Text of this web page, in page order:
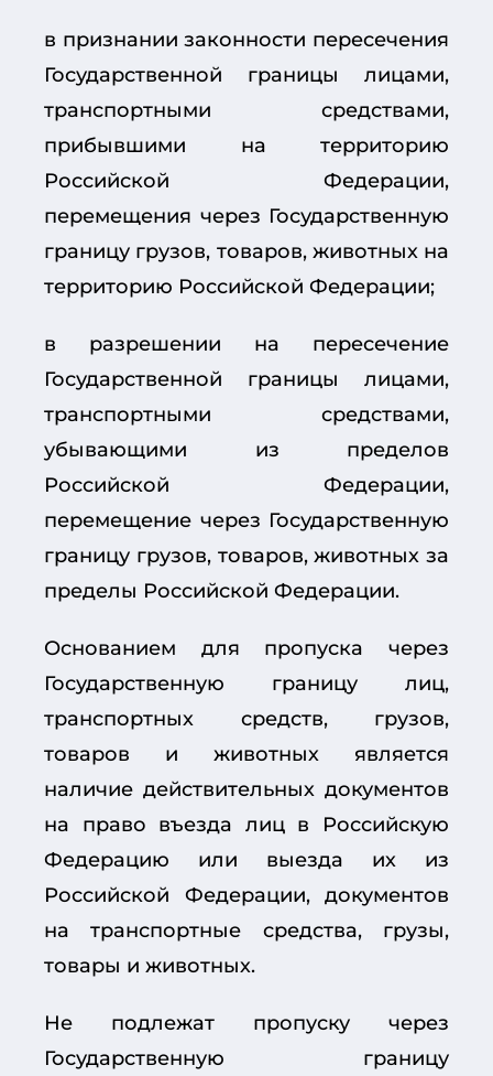
в признании законности пересечения
Государственной границы лицами,
транспортными средствами,
прибывшими на территорию
Российской Федерации,
перемещения через Государственную
границу грузов, товаров, животных на
территорию Российской Федерации;
в разрешении на пересечение
Государственной границы лицами,
транспортными средствами,
убывающими из пределов
Российской Федерации,
перемещение через Государственную
границу грузов, товаров, животных за
пределы Российской Федерации.
Основанием для пропуска через
Государственную границу лиц,
транспортных средств, грузов,
товаров и животных является
наличие действительных документов
на право въезда лиц в Российскую
Федерацию или выезда их из
Российской Федерации, документов
на транспортные средства, грузы,
товары и животных.
Не подлежат пропуску через
Государственную границу